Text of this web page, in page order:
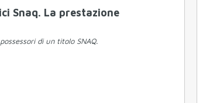
Snaq. La prestazione
di un titolo SNAQ.